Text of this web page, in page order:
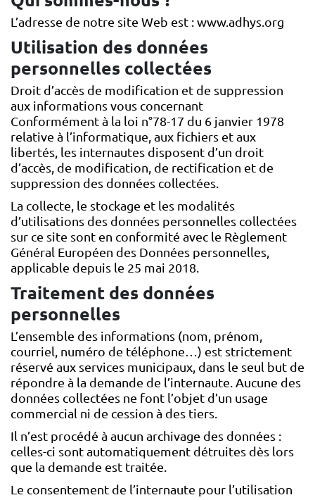
L’adresse de notre site Web est : www.adhys.org
Utilisation des données
personnelles collectées
Droit d’accès de modification et de suppression
aux informations vous concernant
Conformément à la loi n°78-17 du 6 janvier 1978
relative à l’informatique, aux fichiers et aux
libertés, les internautes disposent d’un droit
d’accès, de modification, de rectification et de
suppression des données collectées.
La collecte, le stockage et les modalités
d’utilisations des données personnelles collectées
sur ce site sont en conformité avec le Règlement
Général Européen des Données personnelles,
applicable depuis le 25 mai 2018.
Traitement des données
personnelles
L’ensemble des informations (nom, prénom,
courriel, numéro de téléphone…) est strictement
réservé aux services municipaux, dans le seul but de
répondre à la demande de l’internaute. Aucune des
données collectées ne font l’objet d’un usage
commercial ni de cession à des tiers.
Il n’est procédé à aucun archivage des données :
celles-ci sont automatiquement détruites dès lors
que la demande est traitée.
Le consentement de l’internaute pour l’utilisation